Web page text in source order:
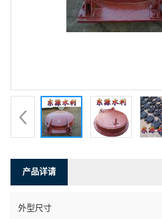
产品详请
外型尺寸